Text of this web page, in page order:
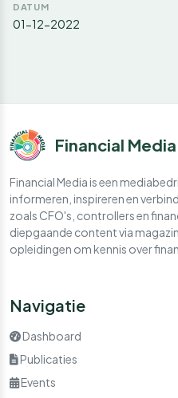
DATUM
01-12-2022
Financial Media
Financial Media is een
informeren, inspireren en
zoals CFO's, controllers en
diepgaande content via
opleidingen om kennis over
Navigatie
Dashboard
Publicaties
Events